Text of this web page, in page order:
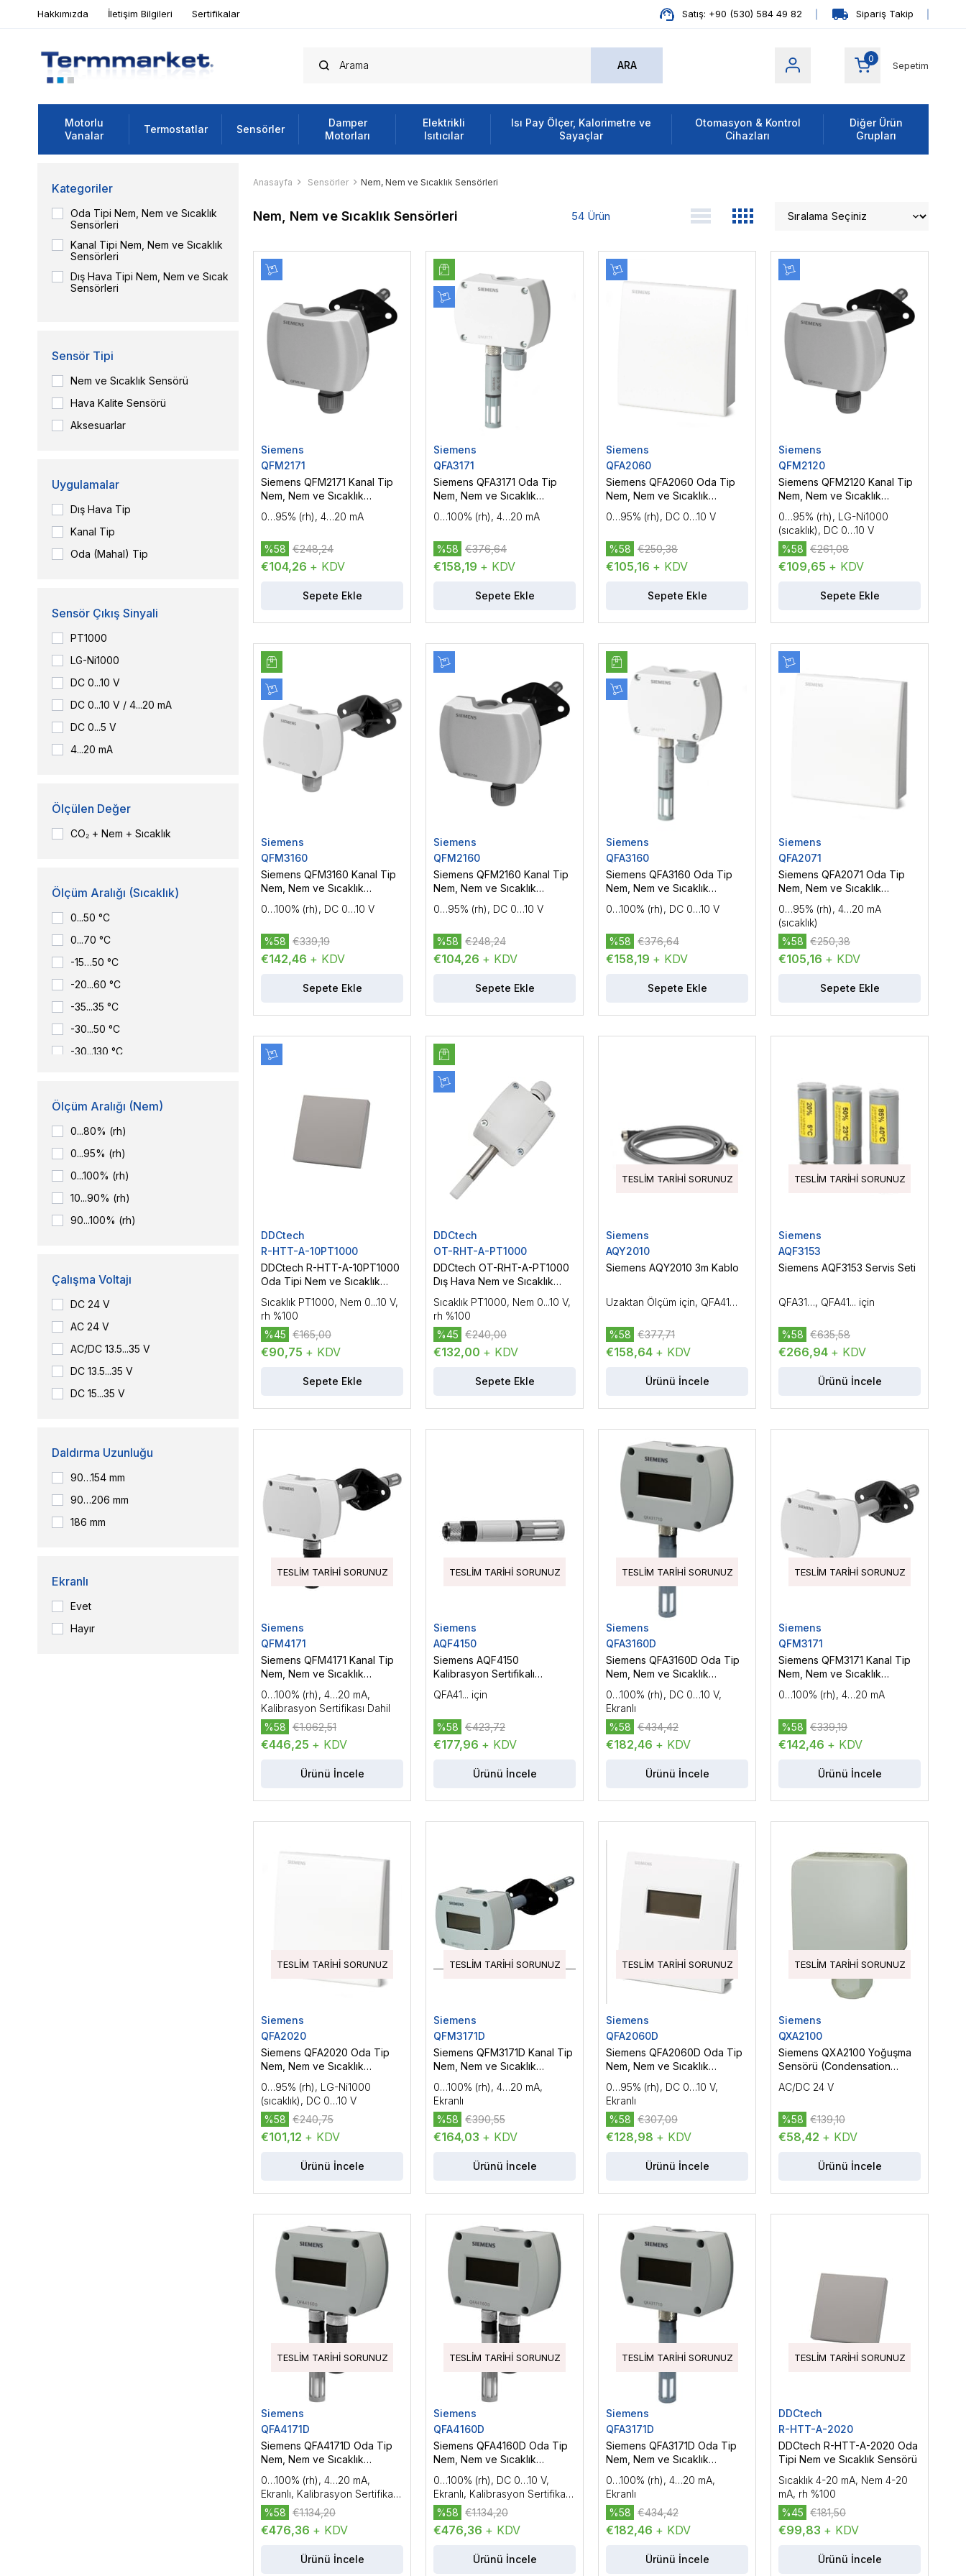
Hakkımızda İletişim Bilgileri Sertifikalar Satış: +90 (530) 584 49 82 Sipariş Takip
Sepetim
0
Motorlu
Vanalar
Termostatlar Sensörler
Damper
Motorları
Elektrikli
Isıtıcılar
Isı Pay Ölçer, Kalorimetre ve
Sayaçlar
Otomasyon & Kontrol
Cihazları
Diğer Ürün
Grupları
Kategoriler
Oda Tipi Nem, Nem ve Sıcaklık
Sensörleri
Kanal Tipi Nem, Nem ve Sıcaklık
Sensörleri
Dış Hava Tipi Nem, Nem ve Sıcaklık
Sensörleri
Sensör Tipi
Nem ve Sıcaklık Sensörü
Hava Kalite Sensörü
Aksesuarlar
Uygulamalar
Dış Hava Tip
Kanal Tip
Oda (Mahal) Tip
Sensör Çıkış Sinyali
PT1000
LG-Ni1000
DC 0...10 V
DC 0...10 V / 4...20 mA
DC 0...5 V
4...20 mA
Ölçülen Değer
CO₂ + Nem + Sıcaklık
Ölçüm Aralığı (Sıcaklık)
0...50 °C
0...70 °C
-15…50 °C
-20...60 °C
-35...35 °C
-30...50 °C
-30...130 °C
Ölçüm Aralığı (Nem)
0...80% (rh)
0...95% (rh)
0...100% (rh)
10...90% (rh)
90...100% (rh)
Çalışma Voltajı
DC 24 V
AC 24 V
AC/DC 13.5...35 V
DC 13.5...35 V
DC 15...35 V
Daldırma Uzunluğu
90…154 mm
90…206 mm
186 mm
Ekranlı
Evet
Hayır
Anasayfa Sensörler Nem, Nem ve Sıcaklık Sensörleri
54 Ürün
Nem, Nem ve Sıcaklık Sensörleri
Siemens
QFM2171
Siemens QFM2171 Kanal Tip
Nem, Nem ve Sıcaklık
0…95% (rh), 4…20 mA
€104,26 + KDV
%58 €248,24
Sepete Ekle
Siemens
QFA3171
Siemens QFA3171 Oda Tip
Nem, Nem ve Sıcaklık
0…100% (rh), 4…20 mA
€158,19 + KDV
%58 €376,64
Sepete Ekle
Siemens
QFA2060
Siemens QFA2060 Oda Tip
Nem, Nem ve Sıcaklık
0…95% (rh), DC 0…10 V
€105,16 + KDV
%58 €250,38
Sepete Ekle
Siemens
QFM2120
Siemens QFM2120 Kanal Tip
Nem, Nem ve Sıcaklık
0…95% (rh), LG-Ni1000
(sıcaklık), DC 0…10 V
€109,65 + KDV
%58 €261,08
Sepete Ekle
Siemens
QFM3160
Siemens QFM3160 Kanal Tip
Nem, Nem ve Sıcaklık
0…100% (rh), DC 0…10 V
€142,46 + KDV
%58 €339,19
Sepete Ekle
Siemens
QFM2160
Siemens QFM2160 Kanal Tip
Nem, Nem ve Sıcaklık
0…95% (rh), DC 0…10 V
€104,26 + KDV
%58 €248,24
Sepete Ekle
Siemens
QFA3160
Siemens QFA3160 Oda Tip
Nem, Nem ve Sıcaklık
0…100% (rh), DC 0…10 V
€158,19 + KDV
%58 €376,64
Sepete Ekle
Siemens
QFA2071
Siemens QFA2071 Oda Tip
Nem, Nem ve Sıcaklık
0…95% (rh), 4…20 mA
(sıcaklık)
€105,16 + KDV
%58 €250,38
Sepete Ekle
DDCtech
R-HTT-A-10PT1000
DDCtech R-HTT-A-10PT1000
Oda Tipi Nem ve Sıcaklık
Sıcaklık PT1000, Nem 0...10 V,
rh %100
€90,75 + KDV
%45 €165,00
Sepete Ekle
DDCtech
OT-RHT-A-PT1000
DDCtech OT-RHT-A-PT1000
Dış Hava Nem ve Sıcaklık
Sıcaklık PT1000, Nem 0...10 V,
rh %100
€132,00 + KDV
%45 €240,00
Sepete Ekle
TESLIM TARIHI SORUNUZ
Siemens
AQY2010
Siemens AQY2010 3m Kablo
Uzaktan Ölçüm için, QFA41…
€158,64 + KDV
%58 €377,71
Ürünü İncele
TESLIM TARIHI SORUNUZ
Siemens
AQF3153
Siemens AQF3153 Servis Seti
QFA31…, QFA41... için
€266,94 + KDV
%58 €635,58
Ürünü İncele
TESLIM TARIHI SORUNUZ
Siemens
QFM4171
Siemens QFM4171 Kanal Tip
Nem, Nem ve Sıcaklık
0…100% (rh), 4…20 mA,
Kalibrasyon Sertifikası Dahil
€446,25 + KDV
%58 €1.062,51
Ürünü İncele
TESLIM TARIHI SORUNUZ
Siemens
AQF4150
Siemens AQF4150
Kalibrasyon Sertifikalı
QFA41... için
€177,96 + KDV
%58 €423,72
Ürünü İncele
TESLIM TARIHI SORUNUZ
Siemens
QFA3160D
Siemens QFA3160D Oda Tip
Nem, Nem ve Sıcaklık
0…100% (rh), DC 0…10 V,
Ekranlı
€182,46 + KDV
%58 €434,42
Ürünü İncele
TESLIM TARIHI SORUNUZ
Siemens
QFM3171
Siemens QFM3171 Kanal Tip
Nem, Nem ve Sıcaklık
0…100% (rh), 4…20 mA
€142,46 + KDV
%58 €339,19
Ürünü İncele
TESLIM TARIHI SORUNUZ
Siemens
QFA2020
Siemens QFA2020 Oda Tip
Nem, Nem ve Sıcaklık
Sensörü
0…95% (rh), LG-Ni1000
(sıcaklık), DC 0…10 V
€101,12 + KDV
%58 €240,75
Ürünü İncele
TESLIM TARIHI SORUNUZ
Siemens
QFM3171D
Siemens QFM3171D Kanal Tip
Nem, Nem ve Sıcaklık
Sensörü
0…100% (rh), 4…20 mA,
Ekranlı
€164,03 + KDV
%58 €390,55
Ürünü İncele
TESLIM TARIHI SORUNUZ
Siemens
QFA2060D
Siemens QFA2060D Oda Tip
Nem, Nem ve Sıcaklık
Sensörü
0…95% (rh), DC 0…10 V,
Ekranlı
€128,98 + KDV
%58 €307,09
Ürünü İncele
TESLIM TARIHI SORUNUZ
Siemens
QXA2100
Siemens QXA2100 Yoğuşma
Sensörü (Condensation
Monitör)
AC/DC 24 V
€58,42 + KDV
%58 €139,10
Ürünü İncele
TESLIM TARIHI SORUNUZ
Siemens
QFA4171D
Siemens QFA4171D Oda Tip
Nem, Nem ve Sıcaklık
0…100% (rh), 4…20 mA,
Ekranlı, Kalibrasyon Sertifikası
Dahil
€476,36 + KDV
%58 €1.134,20
Ürünü İncele
TESLIM TARIHI SORUNUZ
Siemens
QFA4160D
Siemens QFA4160D Oda Tip
Nem, Nem ve Sıcaklık
0…100% (rh), DC 0…10 V,
Ekranlı, Kalibrasyon Sertifikası
Dahil
€476,36 + KDV
%58 €1.134,20
Ürünü İncele
TESLIM TARIHI SORUNUZ
Siemens
QFA3171D
Siemens QFA3171D Oda Tip
Nem, Nem ve Sıcaklık
0…100% (rh), 4…20 mA,
Ekranlı
€182,46 + KDV
%58 €434,42
Ürünü İncele
TESLIM TARIHI SORUNUZ
DDCtech
R-HTT-A-2020
DDCtech R-HTT-A-2020 Oda
Tipi Nem ve Sıcaklık Sensörü
Sıcaklık 4-20 mA, Nem 4-20
mA, rh %100
€99,83 + KDV
%45 €181,50
Ürünü İncele